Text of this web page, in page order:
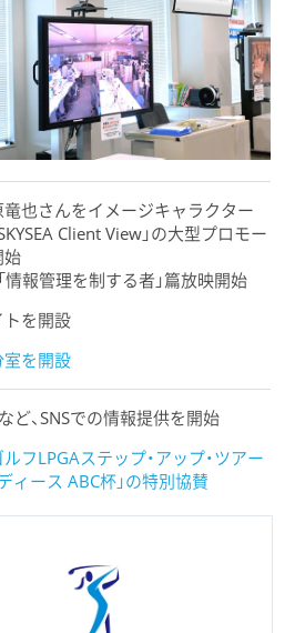
也さんをイメージキャラクター
Client View」の大型プロモー
始
情報管理を制する者」篇放映開始
トを開設
を開設
ど、SNSでの情報提供を開始
フLPGAステップ・アップ・ツアー
ィース ABC杯」の特別協賛